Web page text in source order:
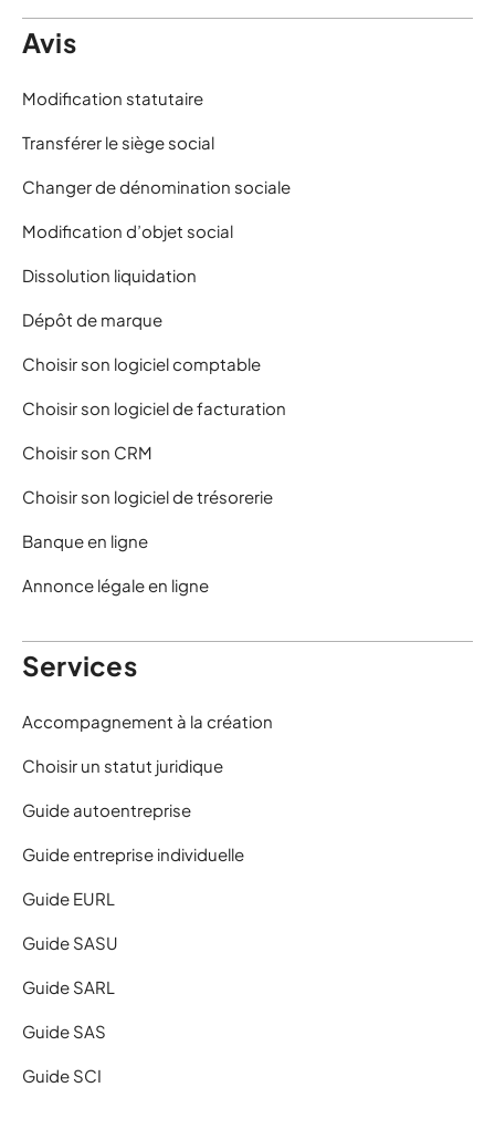
Avis
Modification statutaire
Transférer le siège social
Changer de dénomination sociale
Modification d’objet social
Dissolution liquidation
Dépôt de marque
Choisir son logiciel comptable
Choisir son logiciel de facturation
Choisir son CRM
Choisir son logiciel de trésorerie
Banque en ligne
Annonce légale en ligne
Services
Accompagnement à la création
Choisir un statut juridique
Guide autoentreprise
Guide entreprise individuelle
Guide EURL
Guide SASU
Guide SARL
Guide SAS
Guide SCI